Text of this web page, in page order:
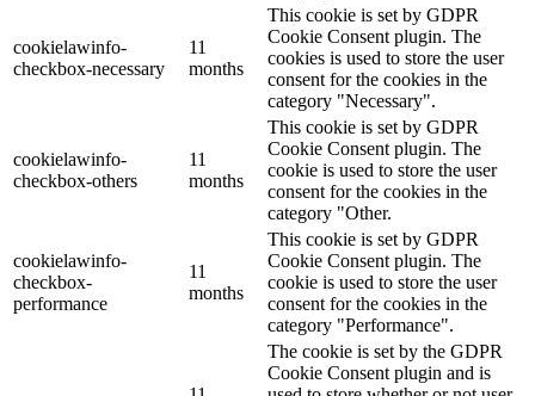
cookielawinfo-
checkbox-necessary
11
months
This cookie is set by GDPR
Cookie Consent plugin. The
cookies is used to store the user
consent for the cookies in the
category "Necessary".
cookielawinfo-
checkbox-others
11
months
This cookie is set by GDPR
Cookie Consent plugin. The
cookie is used to store the user
consent for the cookies in the
category "Other.
cookielawinfo-
checkbox-
performance
11
months
This cookie is set by GDPR
Cookie Consent plugin. The
cookie is used to store the user
consent for the cookies in the
category "Performance".
The cookie is set by the GDPR
Cookie Consent plugin and is